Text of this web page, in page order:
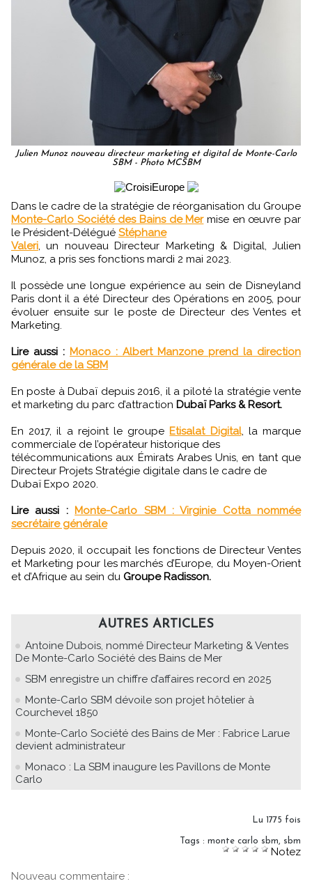
Julien Munoz nouveau directeur marketing et digital de Monte-Carlo
SBM - Photo MCSBM
Dans le cadre de la stratégie de réorganisation du Groupe
Monte-Carlo Société des Bains de Mermise en œuvre par
le Président-Délégué Stéphane
Valeri, un nouveau Directeur Marketing & Digital, Julien
Munoz, a pris ses fonctions mardi 2 mai 2023.
Il possède une longue expérience au sein de Disneyland
Paris dont il a été Directeur des Opérations en 2005, pour
évoluer ensuite sur le poste de Directeur des Ventes et
Marketing.
Lire aussi : Monaco : Albert Manzone prend la direction
générale de la SBM
En poste à Dubaï depuis 2016, il a piloté la stratégie vente
et marketing du parc d’attraction Dubaï Parks & Resort.
En 2017, il a rejoint le groupe Etisalat Digital, la marque
commerciale de l’opérateur historique des
télécommunications aux Émirats Arabes Unis, en tant que
Directeur Projets Stratégie digitale dans le cadre de
Dubaï Expo 2020.
Lire aussi : Monte-Carlo SBM : Virginie Cotta nommée
secrétaire générale
Depuis 2020, il occupait les fonctions de Directeur Ventes
et Marketing pour les marchés d’Europe, du Moyen-Orient
et d’Afrique au sein du Groupe Radisson.
AUTRES ARTICLES
Antoine Dubois, nommé Directeur Marketing & Ventes
De Monte-Carlo Société des Bains de Mer
SBM enregistre un chiffre d’affaires record en 2025
Monte-Carlo SBM dévoile son projet hôtelier à
Courchevel 1850
Monte-Carlo Société des Bains de Mer : Fabrice Larue
devient administrateur
Monaco : La SBM inaugure les Pavillons de Monte
Carlo
Lu 1775 fois
Tags : monte carlo sbm, sbm
Notez
Nouveau commentaire :